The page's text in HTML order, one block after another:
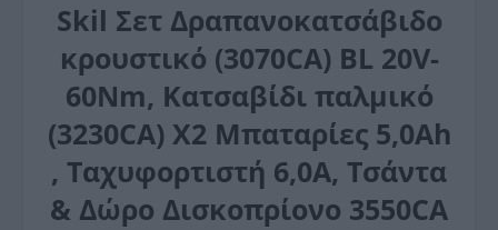
Skil Σετ Δραπανοκατσάβιδο
κρουστικό (3070CA) BL 20V-
60Nm, Κατσαβίδι παλμικό
(3230CA) X2 Mπαταρίες 5,0Ah
, Ταχυφορτιστή 6,0Α, Τσάντα
& Δώρο Δισκοπρίονο 3550CA